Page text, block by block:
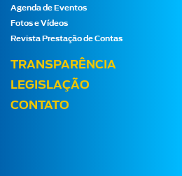
Agenda de Eventos
Fotos e Vídeos
Revista Prestação de Contas
TRANSPARÊNCIA
LEGISLAÇÃO
CONTATO